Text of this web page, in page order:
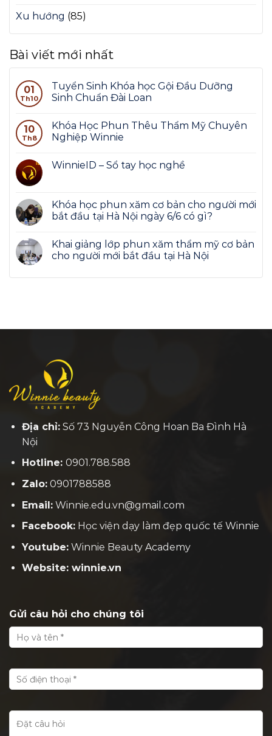
Xu hướng (85)
Bài viết mới nhất
01
Th10
Tuyển Sinh Khóa học Gội Đầu Dưỡng
Sinh Chuẩn Đài Loan
10
Th8
Khóa Học Phun Thêu Thẩm Mỹ Chuyên
Nghiệp Winnie
WinnieID – Sổ tay học nghề
Khóa học phun xăm cơ bản cho người mới
bắt đầu tại Hà Nội ngày 6/6 có gì?
Khai giảng lớp phun xăm thẩm mỹ cơ bản
cho người mới bắt đầu tại Hà Nội
Địa chỉ:Số 73 Nguyễn Công Hoan Ba Đình Hà
Nội
Hotline: 0901.788.588
Zalo:0901788588
Email:Winnie.edu.vn@gmail.com
Facebook:Học viện dạy làm đẹp quốc tế Winnie
Youtube:Winnie Beauty Academy
Website: winnie.vn
Gửi câu hỏi cho chúng tôi